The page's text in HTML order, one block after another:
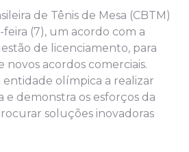
de Tênis de Mesa (CBTM)
(7), um acordo com a
de licenciamento, para
acordos comerciais.
entidade olímpica a realizar
e demonstra os esforços da
soluções inovadoras